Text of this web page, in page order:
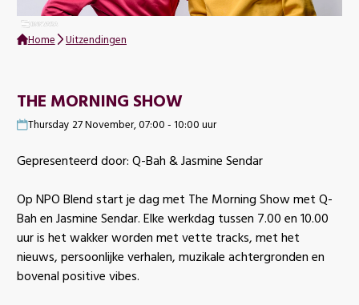
Home Uitzendingen
THE MORNING SHOW
Thursday 27 November, 07:00 - 10:00 uur
Gepresenteerd door: Q-Bah & Jasmine Sendar
Op NPO Blend start je dag met The Morning Show met Q-
Bah en Jasmine Sendar. Elke werkdag tussen 7.00 en 10.00
uur is het wakker worden met vette tracks, met het
nieuws, persoonlijke verhalen, muzikale achtergronden en
bovenal positive vibes.